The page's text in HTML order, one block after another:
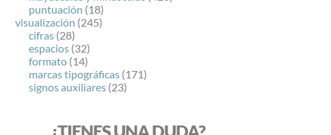
puntuación (18)
visualización (245)
cifras (28)
espacios (32)
formato (14)
marcas tipográficas (171)
signos auxiliares (23)
¿TIENES UNA DUDA?